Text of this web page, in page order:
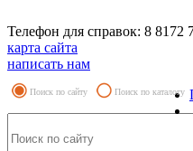
Телефон для справок: 8 8172
карта сайта
написать нам
Поиск по сайту Поиск по каталогу